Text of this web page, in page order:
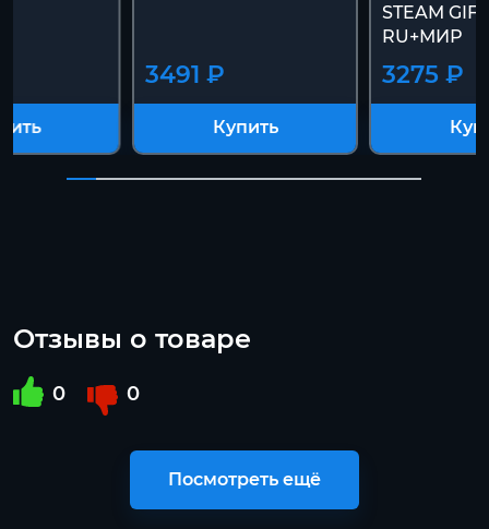
3491 ₽
Купить
STEAM
RU+МИР
3275 ₽
Отзывы о товаре
0 0
Посмотреть ещё